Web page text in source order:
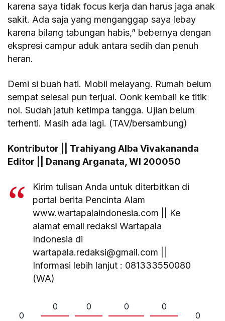
karena saya tidak focus kerja dan harus jaga anak
sakit. Ada saja yang menganggap saya lebay
karena bilang tabungan habis,” bebernya dengan
ekspresi campur aduk antara sedih dan penuh
heran.
Demi si buah hati. Mobil melayang. Rumah belum
sempat selesai pun terjual. Oonk kembali ke titik
nol. Sudah jatuh ketimpa tangga. Ujian belum
terhenti. Masih ada lagi. (TAV/bersambung)
Kontributor || Trahiyang Alba Vivakananda
Editor || Danang Arganata, WI 200050
Kirim tulisan Anda untuk diterbitkan di
portal berita Pencinta Alam
www.wartapalaindonesia.com || Ke
alamat email redaksi Wartapala
Indonesia di
wartapala.redaksi@gmail.com ||
Informasi lebih lanjut : 081333550080
(WA)
0
0 0 0
0
0